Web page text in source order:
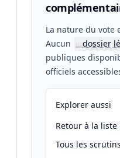
La nature du vote
Aucun
📖dossier
publiques
officiels
Explorer aussi
Retour à la liste
Tous les